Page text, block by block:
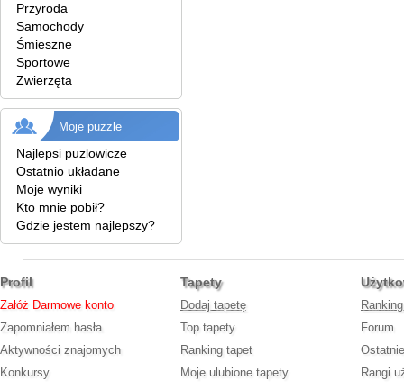
Przyroda
Samochody
Śmieszne
Sportowe
Zwierzęta
Moje puzzle
Najlepsi puzlowicze
Ostatnio układane
Moje wyniki
Kto mnie pobił?
Gdzie jestem najlepszy?
Profil
Załóż Darmowe konto
Zapomniałem hasła
Aktywności znajomych
Konkursy
Tapety
Dodaj tapetę
Top tapety
Ranking tapet
Moje ulubione tapety
Forum
Rangi